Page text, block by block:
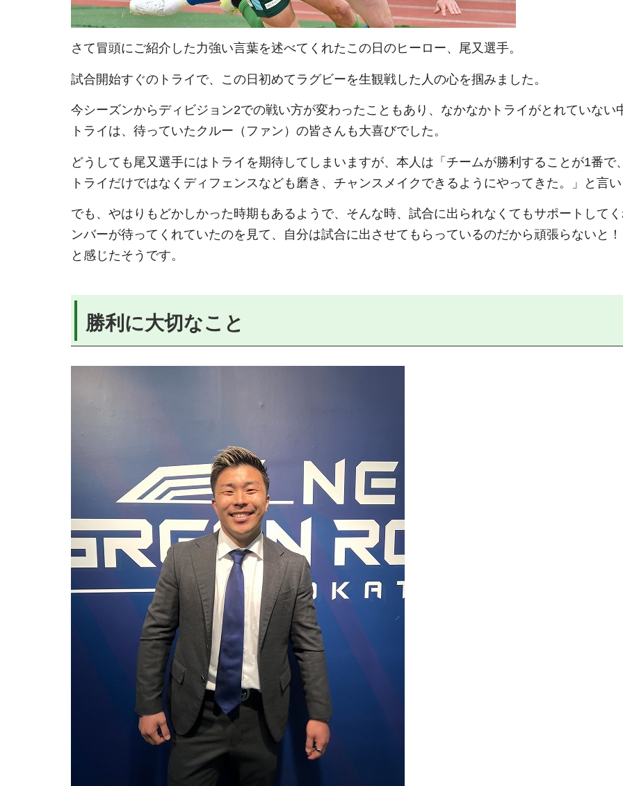
さて冒頭にご紹介した力強い言葉を述べてくれたこの日のヒーロー、尾又選手。
試合開始すぐのトライで、この日初めてラグビーを生観戦した人の心を掴みました。
今シーズンからディビジョン2での戦い方が変わったこともあり、なかなかトライがとれていない
トライは、待っていたクルー（ファン）の皆さんも大喜びでした。
どうしても尾又選手にはトライを期待してしまいますが、本人は「チームが勝利することが1番で
トライだけではなくディフェンスなども磨き、チャンスメイクできるようにやってきた。」と言い
でも、やはりもどかしかった時期もあるようで、そんな時、試合に出られなくてもサポートしてく
ンバーが待ってくれていたのを見て、自分は試合に出させてもらっているのだから頑張らないと！
と感じたそうです。
勝利に大切なこと